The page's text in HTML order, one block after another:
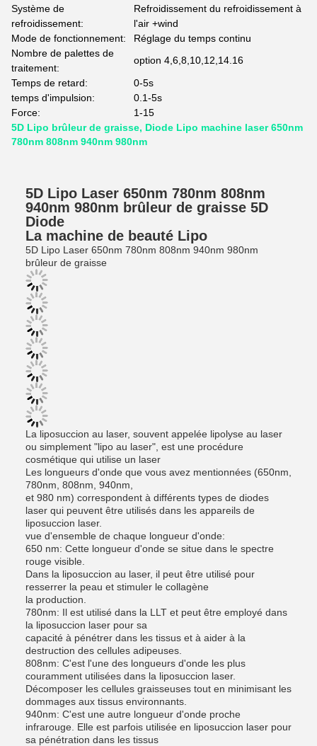
Système de
refroidissement:
Refroidissement du refroidissement à
l'air +wind
Mode de fonctionnement:
Réglage du temps continu
Nombre de palettes de
traitement:
option 4,6,8,10,12,14.16
Temps de retard:
0-5s
temps d'impulsion:
0.1-5s
Force:
1-15
5D Lipo brûleur de graisse, Diode Lipo machine laser 650nm
780nm 808nm 940nm 980nm
5D Lipo Laser 650nm 780nm 808nm
940nm 980nm brûleur de graisse 5D
Diode
La machine de beauté Lipo
5D Lipo Laser 650nm 780nm 808nm 940nm 980nm
brûleur de graisse
La liposuccion au laser, souvent appelée lipolyse au laser
ou simplement "lipo au laser", est une procédure
cosmétique qui utilise un laser
Les longueurs d'onde que vous avez mentionnées (650nm,
780nm, 808nm, 940nm,
et 980 nm) correspondent à différents types de diodes
laser qui peuvent être utilisés dans les appareils de
liposuccion laser.
vue d'ensemble de chaque longueur d'onde:
650 nm: Cette longueur d'onde se situe dans le spectre
rouge visible.
Dans la liposuccion au laser, il peut être utilisé pour
resserrer la peau et stimuler le collagène
la production.
780nm: Il est utilisé dans la LLT et peut être employé dans
la liposuccion laser pour sa
capacité à pénétrer dans les tissus et à aider à la
destruction des cellules adipeuses.
808nm: C'est l'une des longueurs d'onde les plus
couramment utilisées dans la liposuccion laser.
Décomposer les cellules graisseuses tout en minimisant les
dommages aux tissus environnants.
940nm: C'est une autre longueur d'onde proche
infrarouge. Elle est parfois utilisée en liposuccion laser pour
sa pénétration dans les tissus